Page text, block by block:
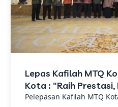
Lepas Kafilah MTQ
Kota : "Raih Prestasi,
Tanah Pilih Pusako
Pelepasan Kafilah MTQ